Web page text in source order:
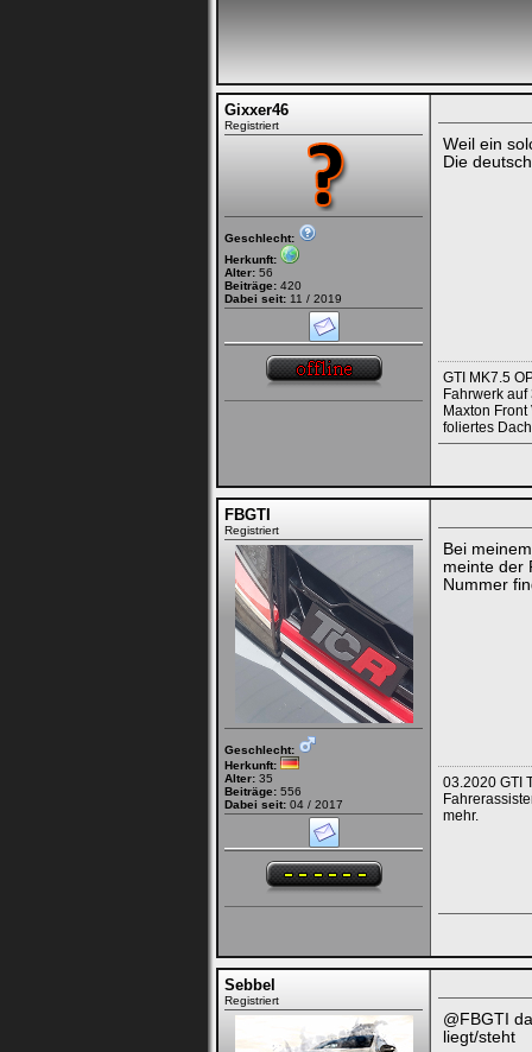
Gixxer46
Registriert
Geschlecht:
Herkunft:
Alter: 56
Beiträge: 420
Dabei seit: 11 / 2019
Weil ein
Die
GTI MK7.5
Fahrwerk
Maxton
foliertes
FBGTI
Registriert
Geschlecht:
Herkunft:
Alter: 35
Beiträge: 556
Dabei seit: 04 / 2017
Bei
meinte der
Nummer
03.2020 GTI
mehr.
Sebbel
Registriert
@FBGTI
liegt/steht